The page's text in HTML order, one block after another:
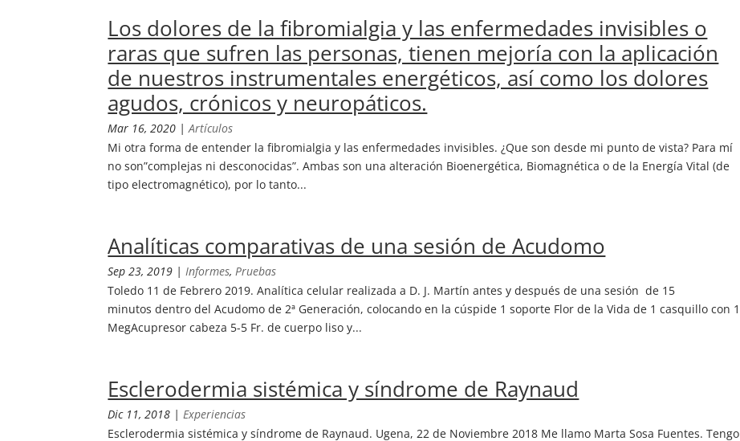
Los dolores de la fibromialgia y las enfermedades invisibles o
raras que sufren las personas, tienen mejoría con la aplicación
de nuestros instrumentales energéticos, así como los dolores
agudos, crónicos y neuropáticos.
Mar 16, 2020 |Artículos
Mi otra forma de entender la fibromialgia y las enfermedades invisibles. ¿Que son desde mi punto de vista? Para mí
no son”complejas ni desconocidas”. Ambas son una alteración Bioenergética, Biomagnética o de la Energía Vital (de
tipo electromagnético), por lo tanto...
Analíticas comparativas de una sesión de Acudomo
Sep 23, 2019 |Informes,Pruebas
Toledo 11 de Febrero 2019. Analítica celular realizada a D. J. Martín antes y después de una sesión de 15
minutos dentro del Acudomo de 2ª Generación, colocando en la cúspide 1 soporte Flor de la Vida de 1 casquillo con 1
MegAcupresor cabeza 5-5 Fr. de cuerpo liso y...
Esclerodermia sistémica y síndrome de Raynaud
Dic 11, 2018 |Experiencias
Esclerodermia sistémica y síndrome de Raynaud. Ugena, 22 de Noviembre 2018 Me llamo Marta Sosa Fuentes. Tengo